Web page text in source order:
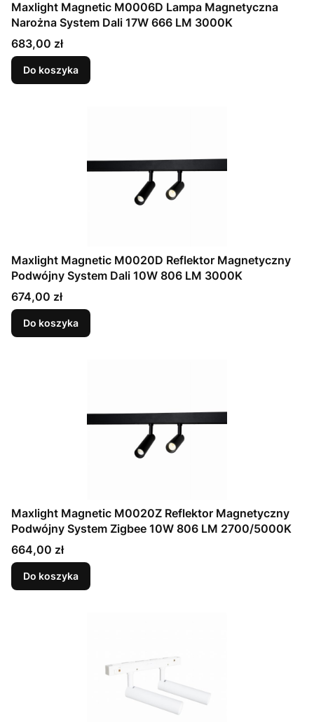
Maxlight Magnetic M0006D Lampa Magnetyczna
Narożna System Dali 17W 666 LM 3000K
Cena
683,00 zł
Do koszyka
Maxlight Magnetic M0020D Reflektor Magnetyczny
Podwójny System Dali 10W 806 LM 3000K
Cena
674,00 zł
Do koszyka
Maxlight Magnetic M0020Z Reflektor Magnetyczny
Podwójny System Zigbee 10W 806 LM 2700/5000K
Cena
664,00 zł
Do koszyka